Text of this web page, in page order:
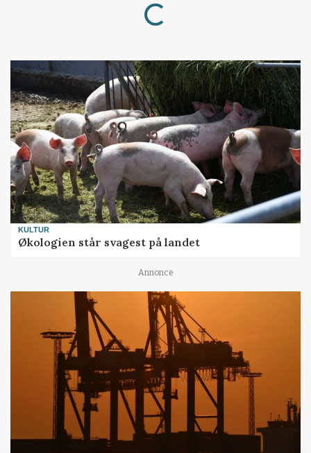
Loading...
KULTUR
Økologien står svagest på landet
Annonce